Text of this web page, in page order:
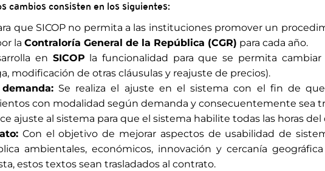
cambios consisten en los siguientes:
que SICOP no permita a las instituciones promover un
la Contraloría General de la República (CGR) para cada año.
en SICOP la funcionalidad para que se permita
modificación de otras cláusulas y reajuste de precios).
Se realiza el ajuste en el sistema con el fin de
con modalidad según demanda y consecuentemente sea
ajuste al sistema para que el sistema habilite todas las horas
Con el objetivo de mejorar aspectos de usabilidad de
ambientales, económicos, innovación y cercanía
estos textos sean trasladados al contrato.